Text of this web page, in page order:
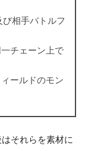
相手バトルフ
チェーン上で
ールドのモン
それらを素材に